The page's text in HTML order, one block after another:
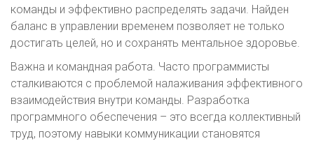
команды и эффективно распределять задачи. Найден
баланс в управлении временем позволяет не только
достигать целей, но и сохранять ментальное здоровье.
Важна и командная работа. Часто программисты
сталкиваются с проблемой налаживания эффективного
взаимодействия внутри команды. Разработка
программного обеспечения – это всегда коллективный
труд, поэтому навыки коммуникации становятся